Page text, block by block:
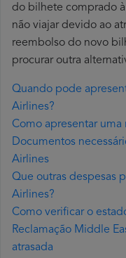
do bilhete comprado
não viajar devido ao
reembolso do novo
procurar outra
Quando pode
Airlines?
Como apresentar
Documentos
Airlines
Que outras despesas
Airlines?
Como verificar o
Reclamação Middle
atrasada